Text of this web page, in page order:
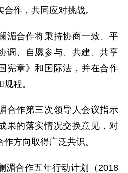
作，共同应对挑战。
合作将秉持协商一致、平
调、自愿参与、共建、共享
宪章》和国际法，并在合作
程。
作第三次领导人会议指示
果的落实情况交换意见，对
方向取得广泛共识。
合作五年行动计划（2018